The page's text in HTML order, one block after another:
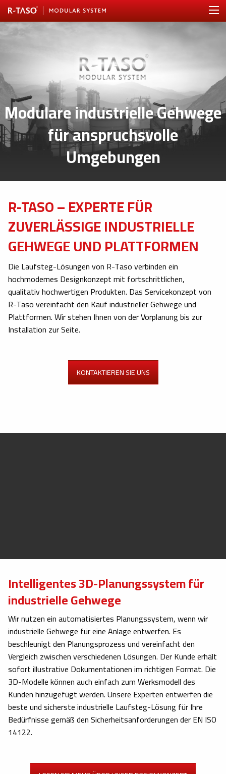
Modulare industrielle Gehwege
für anspruchsvolle
Umgebungen
R-TASO – EXPERTE FÜR
ZUVERLÄSSIGE INDUSTRIELLE
GEHWEGE UND PLATTFORMEN
Die Laufsteg-Lösungen von R-Taso verbinden ein
hochmodernes Designkonzept mit fortschrittlichen,
qualitativ hochwertigen Produkten. Das Servicekonzept von
R-Taso vereinfacht den Kauf industrieller Gehwege und
Plattformen. Wir stehen Ihnen von der Vorplanung bis zur
Installation zur Seite.
KONTAKTIEREN SIE UNS
Intelligentes 3D-Planungssystem für
industrielle Gehwege
Wir nutzen ein automatisiertes Planungssystem, wenn wir
industrielle Gehwege für eine Anlage entwerfen. Es
beschleunigt den Planungsprozess und vereinfacht den
Vergleich zwischen verschiedenen Lösungen. Der Kunde erhält
sofort illustrative Dokumentationen im richtigen Format. Die
3D-Modelle können auch einfach zum Werksmodell des
Kunden hinzugefügt werden. Unsere Experten entwerfen die
beste und sicherste industrielle Laufsteg-Lösung für Ihre
Bedürfnisse gemäß den Sicherheitsanforderungen der EN ISO
14122.